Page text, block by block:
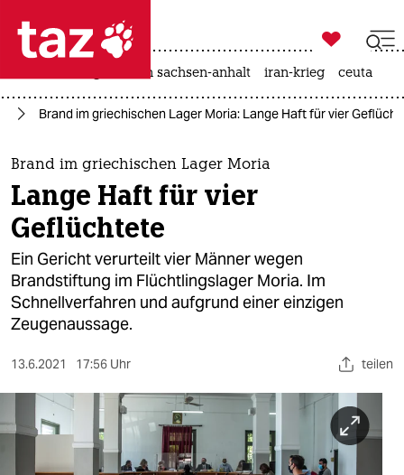
 taz zahl ich
taz zahl ich
themen
politik
öko
gesellschaft
kultur
sport
berlin

taz zahl ich
landtagswahl in sachsen-anhalt iran-krieg ceuta
Brand im griechischen Lager Moria: Lange Haft für vier
Brand im griechischen Lager Moria
Lange Haft für vier
Geflüchtete
Ein Gericht verurteilt vier Männer wegen
Brandstiftung im Flüchtlingslager Moria. Im
Schnellverfahren und aufgrund einer einzigen
Zeugenaussage.
13.6.2021 17:56 Uhr teilen